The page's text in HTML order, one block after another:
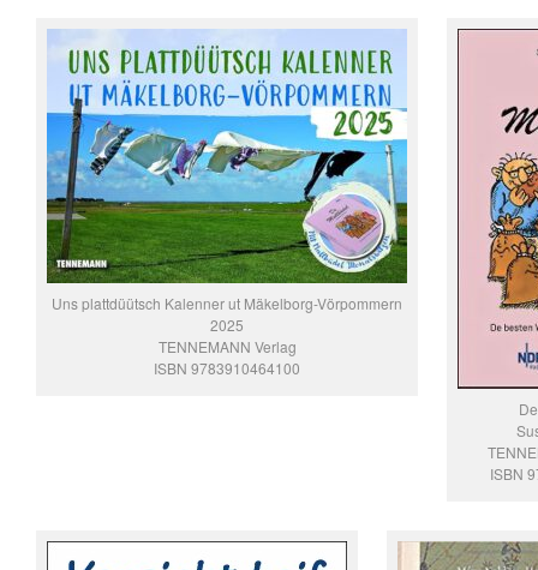
Uns plattdüütsch Kalenner ut Mäkelborg-Vörpommern
2025
TENNEMANN Verlag
ISBN 9783910464100
ISBN